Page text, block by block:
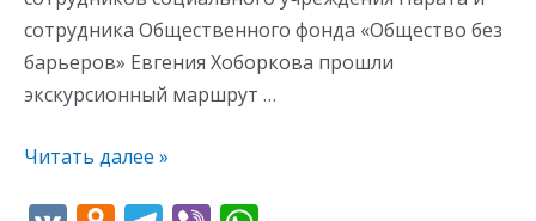
сотрудника Общественного фонда «Общество без
барьеров» Евгения Хоборкова прошли
экскурсионный маршрут …
Читать далее »